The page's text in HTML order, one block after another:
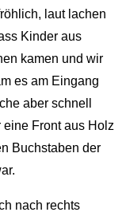
laut lachen
Kinder aus
kamen und wir
es am Eingang
aber schnell
Front aus Holz
Buchstaben der
nach rechts